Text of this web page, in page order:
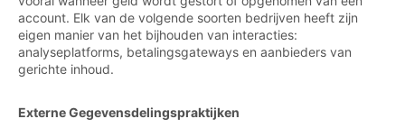
account. Elk van de volgende soorten bedrijven heeft zijn
eigen manier van het bijhouden van interacties:
analyseplatforms, betalingsgateways en aanbieders van
gerichte inhoud.
Externe Gegevensdelingspraktijken